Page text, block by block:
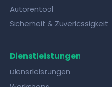
Autorentool
Sicherheit & Zuverlässigkeit
Dienstleistungen
Dienstleistungen